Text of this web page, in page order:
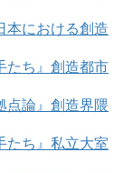
本における創造
たち』創造都市
点論』創造界隈
たち』私立大室